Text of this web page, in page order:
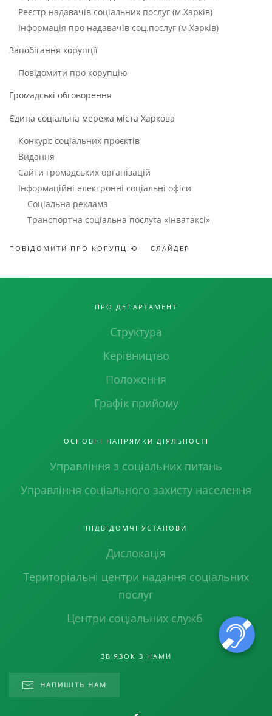
Реєстр надавачів соціальних послуг (м.Харків)
Інформація про надавачів соц.послуг (м.Харків)
Запобігання корупції
Повідомити про корупцію
Громадські обговорення
Єдина соціальна мережа міста Харкова
Конкурс соціальних проєктів
Видання
Сайти громадських організацій
Інформаційні електронні соціальні офіси
Соціальна реклама
Транспортна соціальна послуга «Інватаксі»
ПОВІДОМИТИ ПРО КОРУПЦІЮ СЛАЙДЕР
ПРО ДЕПАРТАМЕНТ
Структура
Керівництво
Положення
Графік прийому
ОСНОВНІ НАПРЯМКИ ДІЯЛЬНОСТІ
Управління з соціальних питань
Управління соціального захисту населення
ПІДВІДОМЧІ УСТАНОВИ
Дислокація
Територіальні центри надання соціальних
послуг
Центри соціальних служб
ЗВ'ЯЗОК З НАМИ
НАПИШІТЬ НАМ